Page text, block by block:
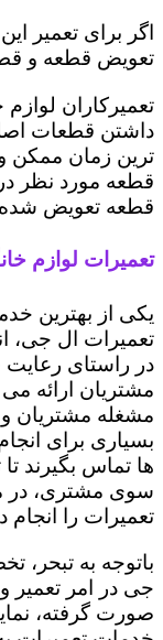
اگر برای تعمیر
تعویض قطعه و
تعمیرکاران
داشتن قطعات
ترین زمان ممکن
قطعه مورد نظر در
قطعه تعویض شده
تعمیرات لوازم
یکی از بهترین
تعمیرات ال جی،
در راستای
مشتریان ارائه
مشغله مشتریان
بسیاری برای
ها تماس بگیرند
سوی مشتری، در
تعمیرات را انجام
باتوجه به تبحر،
جی در امر تعمیر
صورت گرفته،